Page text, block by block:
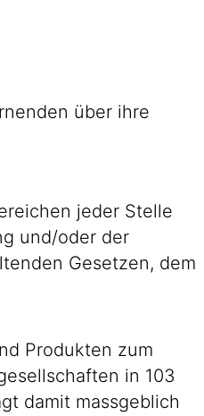
über ihre
jeder Stelle
und/oder der
Gesetzen, dem
Produkten zum
in 103
damit massgeblich